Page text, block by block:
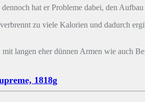
hat er Probleme dabei, den
zu viele Kalorien und dadurch
langen eher dünnen Armen wie auch
1818g